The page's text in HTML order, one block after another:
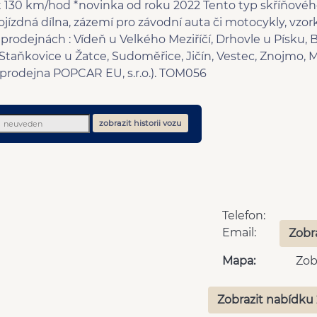
km/hod *novinka od roku 2022 Tento typ
dílna, zázemí pro závodní auta či motocykly,
: Vídeň u Velkého Meziříčí, Drhovle u Písku,
u Žatce, Sudoměřice, Jičín, Vestec, Znojmo,
POPCAR EU, s.r.o.). TOM056
zobrazit historii vozu
Telefon:
Email:
Mapa:
Zobrazit nabídku